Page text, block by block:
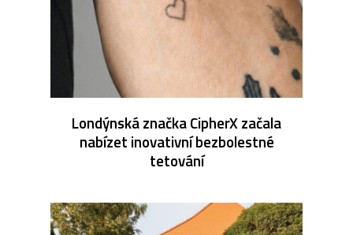
Londýnská značka CipherX začala
nabízet inovativní bezbolestné
tetování